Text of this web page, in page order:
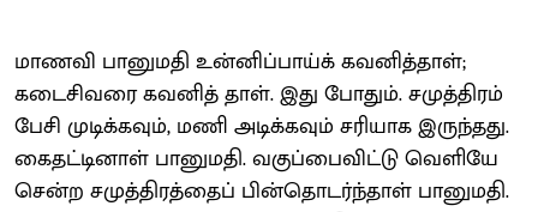
மாணவி பானுமதி உன்னிப்பாய்க் கவனித்தாள்;
கடைசிவரை கவனித் தாள். இது போதும். சமுத்திரம்
பேசி முடிக்கவும், மணி அடிக்கவும் சரியாக இருந்தது.
கைதட்டினாள் பானுமதி. வகுப்பைவிட்டு வெளியே
சென்ற சமுத்திரத்தைப் பின்தொடர்ந்தாள் பானுமதி.